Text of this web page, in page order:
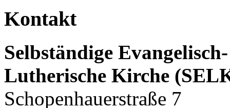
Kontakt
Selbständige Evangelisch-
Lutherische Kirche
Schopenhauerstraße 7